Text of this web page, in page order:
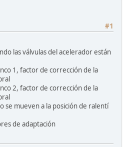
#1
las válvulas del acelerador están
1, factor de corrección de la
2, factor de corrección de la
se mueven a la posición de ralentí
de adaptación